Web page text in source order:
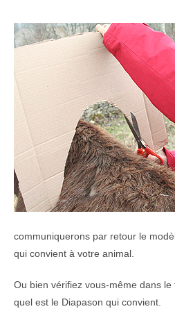
communiquerons par retour le
qui convient à votre animal.
Ou bien vérifiez vous-même dans
quel est le Diapason qui convient.